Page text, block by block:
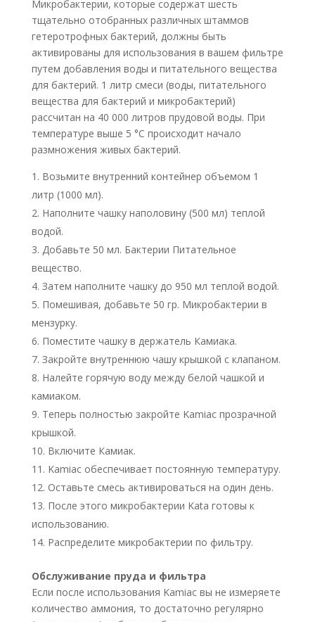
Микробактерии, которые содержат шесть
тщательно отобранных различных штаммов
гетеротрофных бактерий, должны быть
активированы для использования в вашем фильтре
путем добавления воды и питательного вещества
для бактерий. 1 литр смеси (воды, питательного
вещества для бактерий и микробактерий)
рассчитан на 40 000 литров прудовой воды. При
температуре выше 5 °С происходит начало
размножения живых бактерий.
Возьмите внутренний контейнер объемом 1
литр (1000 мл).
Наполните чашку наполовину (500 мл) теплой
водой.
Добавьте 50 мл. Бактерии Питательное
вещество.
Затем наполните чашку до 950 мл теплой водой.
Помешивая, добавьте 50 гр. Микробактерии в
мензурку.
Поместите чашку в держатель Камиака.
Закройте внутреннюю чашу крышкой с клапаном.
Налейте горячую воду между белой чашкой и
камиаком.
Теперь полностью закройте Kamiac прозрачной
крышкой.
Включите Камиак.
Kamiac обеспечивает постоянную температуру.
Оставьте смесь активироваться на один день.
После этого микробактерии Kata готовы к
использованию.
Распределите микробактерии по фильтру.
Обслуживание пруда и фильтра
Если после использования Kamiac вы не измеряете
количество аммония, то достаточно регулярно